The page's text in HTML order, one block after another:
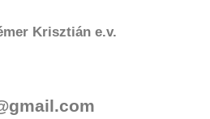
Krisztián e.v.